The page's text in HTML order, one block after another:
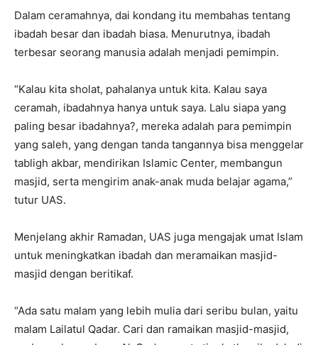
Dalam ceramahnya, dai kondang itu membahas tentang
ibadah besar dan ibadah biasa. Menurutnya, ibadah
terbesar seorang manusia adalah menjadi pemimpin.
“Kalau kita sholat, pahalanya untuk kita. Kalau saya
ceramah, ibadahnya hanya untuk saya. Lalu siapa yang
paling besar ibadahnya?, mereka adalah para pemimpin
yang saleh, yang dengan tanda tangannya bisa menggelar
tabligh akbar, mendirikan Islamic Center, membangun
masjid, serta mengirim anak-anak muda belajar agama,”
tutur UAS.
Menjelang akhir Ramadan, UAS juga mengajak umat Islam
untuk meningkatkan ibadah dan meramaikan masjid-
masjid dengan beritikaf.
“Ada satu malam yang lebih mulia dari seribu bulan, yaitu
malam Lailatul Qadar. Cari dan ramaikan masjid-masjid,